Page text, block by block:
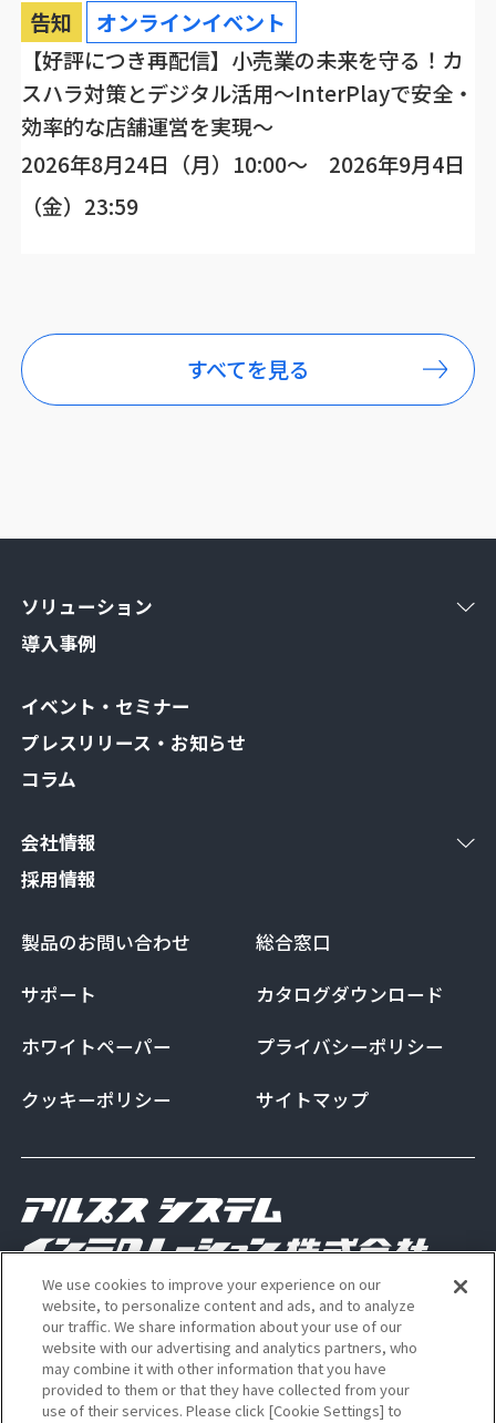
告知
オンラインイベント
【好評につき再配信】小売業の未来を守る！カ
スハラ対策とデジタル活用～InterPlayで安全・
効率的な店舗運営を実現～
2026年8月24日（月）10:00～ 2026年9月4日
（金）23:59
すべてを見る
ソリューション
導入事例
イベント・セミナー
プレスリリース・お知らせ
コラム
会社情報
採用情報
製品のお問い合わせ
総合窓口
サポート
カタログダウンロード
ホワイトペーパー
プライバシーポリシー
クッキーポリシー
サイトマップ
Copyright Alps System Integration Co., Ltd. All
rights reserved
We use cookies to improve your experience on our
website, to personalize content and ads, and to analyze
our traffic. We share information about your use of our
website with our advertising and analytics partners, who
may combine it with other information that you have
provided to them or that they have collected from your
use of their services. Please click [Cookie Settings] to